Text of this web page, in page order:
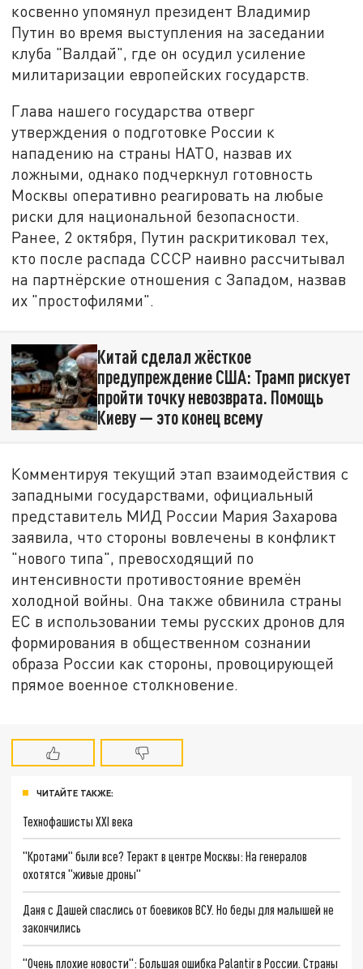
косвенно упомянул президент Владимир
Путин во время выступления на заседании
клуба "Валдай", где он осудил усиление
милитаризации европейских государств.
Глава нашего государства отверг
утверждения о подготовке России к
нападению на страны НАТО, назвав их
ложными, однако подчеркнул готовность
Москвы оперативно реагировать на любые
риски для национальной безопасности.
Ранее, 2 октября, Путин раскритиковал тех,
кто после распада СССР наивно рассчитывал
на партнёрские отношения с Западом, назвав
их "простофилями".
Китай сделал жёсткое
предупреждение США: Трамп рискует
пройти точку невозврата. Помощь
Киеву — это конец всему
Комментируя текущий этап взаимодействия с
западными государствами, официальный
представитель МИД России Мария Захарова
заявила, что стороны вовлечены в конфликт
"нового типа", превосходящий по
интенсивности противостояние времён
холодной войны. Она также обвинила страны
ЕС в использовании темы русских дронов для
формирования в общественном сознании
образа России как стороны, провоцирующей
прямое военное столкновение.
ЧИТАЙТЕ ТАКЖЕ:
Технофашисты XXI века
"Кротами" были все? Теракт в центре Москвы: На генералов
охотятся "живые дроны"
Даня с Дашей спаслись от боевиков ВСУ. Но беды для малышей не
закончились
"Очень плохие новости": Большая ошибка Palantir в России. Страны